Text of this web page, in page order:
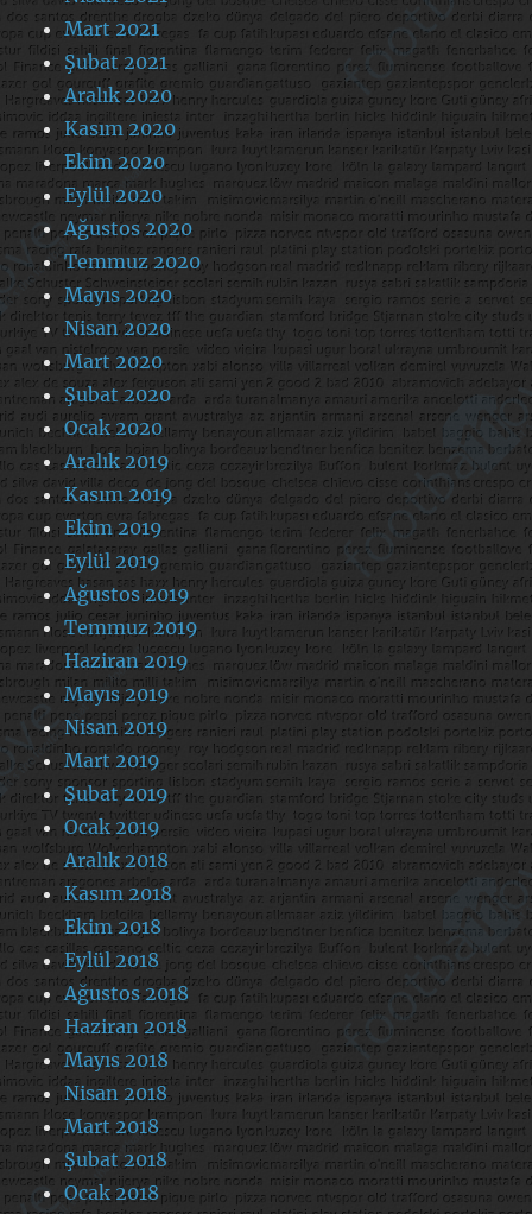
Mart 2021
Şubat 2021
Aralık 2020
Kasım 2020
Ekim 2020
Eylül 2020
Ağustos 2020
Temmuz 2020
Mayıs 2020
Nisan 2020
Mart 2020
Şubat 2020
Ocak 2020
Aralık 2019
Kasım 2019
Ekim 2019
Eylül 2019
Ağustos 2019
Temmuz 2019
Haziran 2019
Mayıs 2019
Nisan 2019
Mart 2019
Şubat 2019
Ocak 2019
Aralık 2018
Kasım 2018
Ekim 2018
Eylül 2018
Ağustos 2018
Haziran 2018
Mayıs 2018
Nisan 2018
Mart 2018
Şubat 2018
Ocak 2018